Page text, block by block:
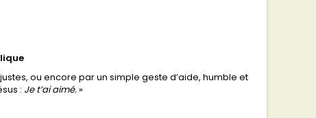
ou encore par un simple geste d’aide, humble et
: Je t’ai aimé. »